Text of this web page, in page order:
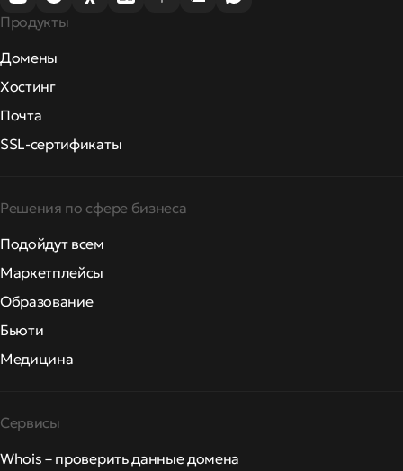
Продукты
Домены
Хостинг
Почта
SSL-сертификаты
Решения по сфере бизнеса
Подойдут всем
Маркетплейсы
Образование
Бьюти
Медицина
Сервисы
Whois – проверить данные домена